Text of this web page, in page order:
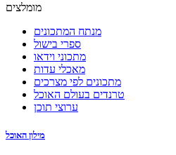
מומלצים
מנתח המתכונים
ספרי בישול
מתכוני וידאו
מאכלי עדות
מתכונים לפי מצרכים
טרנדים בעולם האוכל
ערוצי תוכן
מילון האוכל